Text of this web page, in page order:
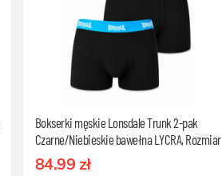
Bokserki męskie Lonsdale Trunk 2-pak
Czarne/Niebieskie bawełna LYCRA, Rozmiar
L
84.99 zł